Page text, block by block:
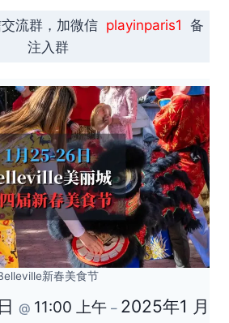
流群，加微信 playinparis1 备
注入群
新春美食节
@ 11:00 上午 – 2025年1 月